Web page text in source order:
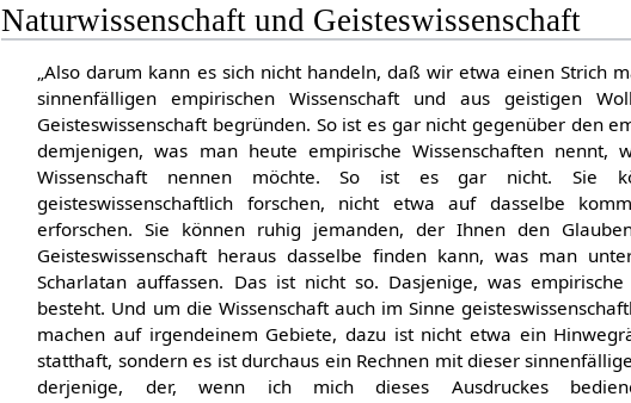
Naturwissenschaft und Geisteswissenschaft
„Also darum kann es sich nicht handeln, daß wir etwa einen Strich
sinnenfälligen empirischen Wissenschaft und aus geistigen
Geisteswissenschaft begründen. So ist es gar nicht gegenüber den
demjenigen, was man heute empirische Wissenschaften nennt,
Wissenschaft nennen möchte. So ist es gar nicht. Sie
geisteswissenschaftlich forschen, nicht etwa auf dasselbe
erforschen. Sie können ruhig jemanden, der Ihnen den
Geisteswissenschaft heraus dasselbe finden kann, was man
Scharlatan auffassen. Das ist nicht so. Dasjenige, was
besteht. Und um die Wissenschaft auch im Sinne
machen auf irgendeinem Gebiete, dazu ist nicht etwa ein
statthaft, sondern es ist durchaus ein Rechnen mit dieser
derjenige, der, wenn ich mich dieses Ausdruckes